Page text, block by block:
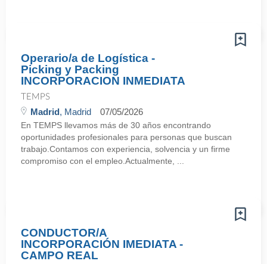
Operario/a de Logística -
Picking y Packing
INCORPORACION INMEDIATA
TEMPS
Madrid, Madrid 07/05/2026
En TEMPS llevamos más de 30 años encontrando
oportunidades profesionales para personas que buscan
trabajo.Contamos con experiencia, solvencia y un firme
compromiso con el empleo.Actualmente, ...
CONDUCTOR/A
INCORPORACIÓN IMEDIATA -
CAMPO REAL